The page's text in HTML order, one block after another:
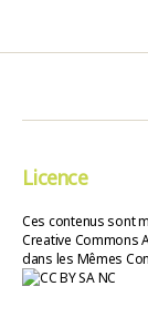
Licence
Ces contenus sont
Creative Commons
dans les Mêmes